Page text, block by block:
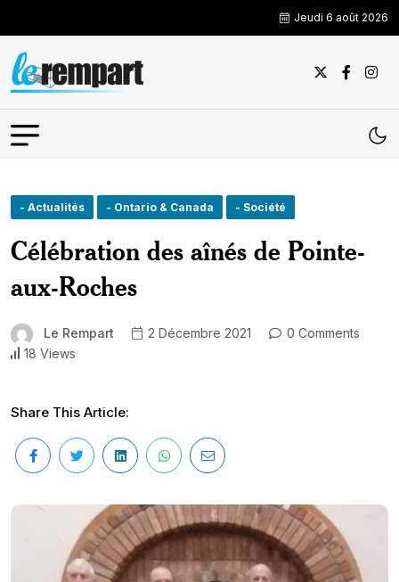
Jeudi 6 août 2026
- Actualités - Ontario & Canada - Société
Célébration des aînés de Pointe-
aux-Roches
Le Rempart 2 Décembre 2021
0 Comments
18 Views
Share This Article: